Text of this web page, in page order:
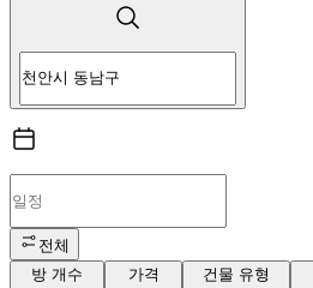
전체
방 개수
가격 건물 유형